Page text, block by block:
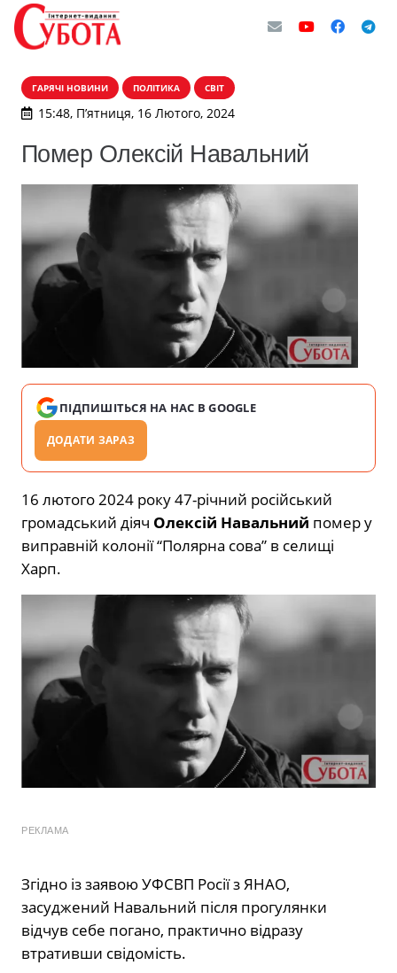
ГАРЯЧІ НОВИНИ ПОЛІТИКА СВІТ
15:48, П’ятниця, 16 Лютого, 2024
Помер Олексій Навальний
ПІДПИШІТЬСЯ НА НАС В GOOGLE
ДОДАТИ ЗАРАЗ
16 лютого 2024 року 47-річний російський
громадський діяч Олексій Навальний помер у
виправній колонії “Полярна сова” в селищі
Харп.
РЕКЛАМА
Згідно із заявою УФСВП Росії з ЯНАО,
засуджений Навальний після прогулянки
відчув себе погано, практично відразу
втративши свідомість.